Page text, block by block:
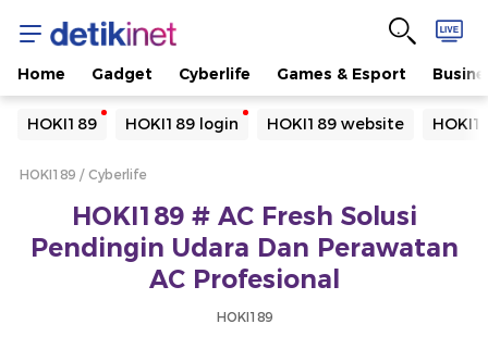
Home Gadget Cyberlife Games & Esport
HOKI189 HOKI189 login HOKI189 website
Yang sedang ramai dicari
Loading...
HOKI189 Cyberlife
HOKI189 # AC Fresh Solusi
Pendingin Udara Dan Perawatan
AC Profesional
HOKI189